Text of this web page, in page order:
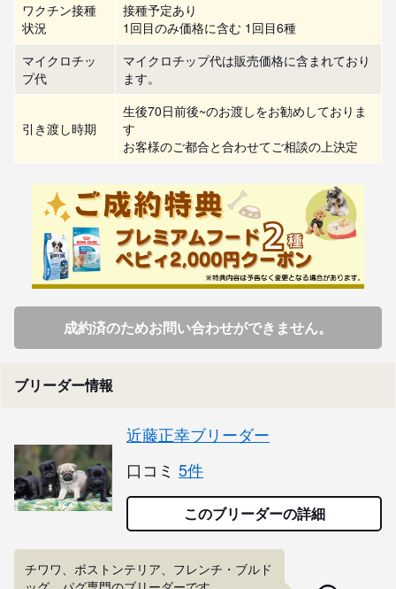
ワクチン接種
状況
接種予定あり
1回目のみ価格に含む 1回目6種
マイクロチッ
プ代
マイクロチップ代は販売価格に含まれており
ます。
引き渡し時期
生後70日前後~のお渡しをお勧めしておりま
す
お客様のご都合と合わせてご相談の上決定
成約済のためお問い合わせができません。
ブリーダー情報
近藤正幸ブリーダー
口コミ 5件
このブリーダーの詳細
チワワ、ボストンテリア、フレンチ・ブルド